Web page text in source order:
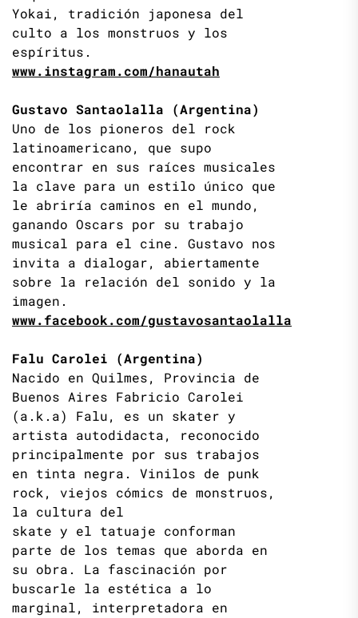
Yokai, tradición japonesa del
culto a los monstruos y los
espíritus.
www.instagram.com/hanautah
Gustavo Santaolalla (Argentina)
Uno de los pioneros del rock
latinoamericano, que supo
encontrar en sus raíces musicales
la clave para un estilo único que
le abriría caminos en el mundo,
ganando Oscars por su trabajo
musical para el cine. Gustavo nos
invita a dialogar, abiertamente
sobre la relación del sonido y la
imagen.
www.facebook.com/gustavosantaolalla
Falu Carolei (Argentina)
Nacido en Quilmes, Provincia de
Buenos Aires Fabricio Carolei
(a.k.a) Falu, es un skater y
artista autodidacta, reconocido
principalmente por sus trabajos
en tinta negra. Vinilos de punk
rock, viejos cómics de monstruos,
la cultura del
skate y el tatuaje conforman
parte de los temas que aborda en
su obra. La fascinación por
buscarle la estética a lo
marginal, interpretadora en